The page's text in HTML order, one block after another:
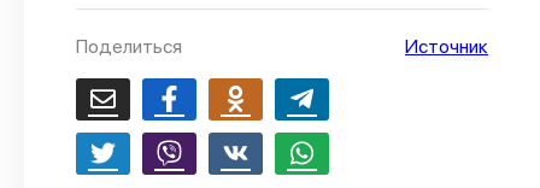
Поделиться Источник